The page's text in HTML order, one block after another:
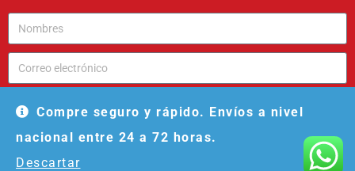
Compre seguro y rápido. Envíos a nivel
nacional entre 24 a 72 horas.
Descartar
ENVIAR